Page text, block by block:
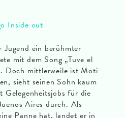
Inside out
ein berühmter
mit dem Song „Tuve el
Doch mittlerweile ist Moti
sieht seinen Sohn kaum
Gelegenheitsjobs für die
Aires durch. Als